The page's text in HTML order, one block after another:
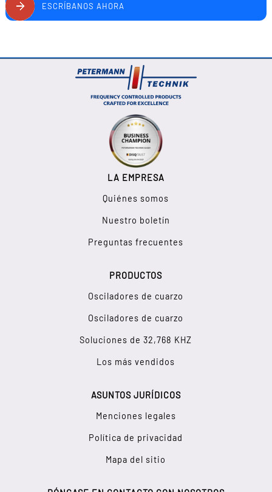
ESCRÍBANOS AHORA
LA EMPRESA
Quiénes somos
Nuestro boletín
Preguntas frecuentes
PRODUCTOS
Osciladores de cuarzo
Osciladores de cuarzo
Soluciones de 32,768 KHZ
Los más vendidos
ASUNTOS JURÍDICOS
Menciones legales
Política de privacidad
Mapa del sitio